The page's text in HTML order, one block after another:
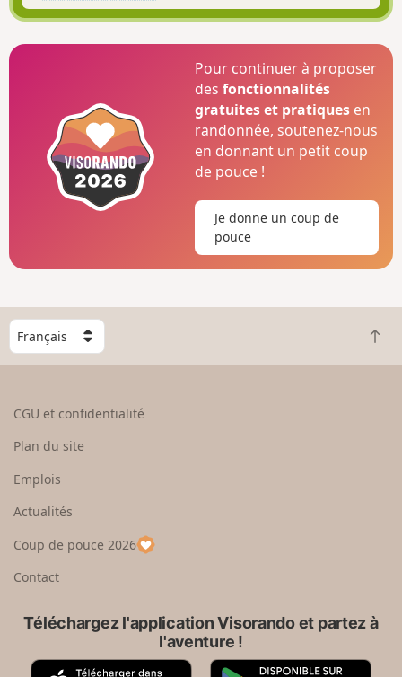
Pour continuer à proposer
desfonctionnalités
gratuites et pratiques en
randonnée, soutenez-nous
en donnant un petit coup
de pouce !
Je donne un coup de
pouce
C
h
o
e
u
p
a
R
e
CGU et confidentialité
Plan du site
Emplois
Actualités
Coup de pouce 2026
Contact
Téléchargez l'application Visorando et partez à
l'aventure !
A G